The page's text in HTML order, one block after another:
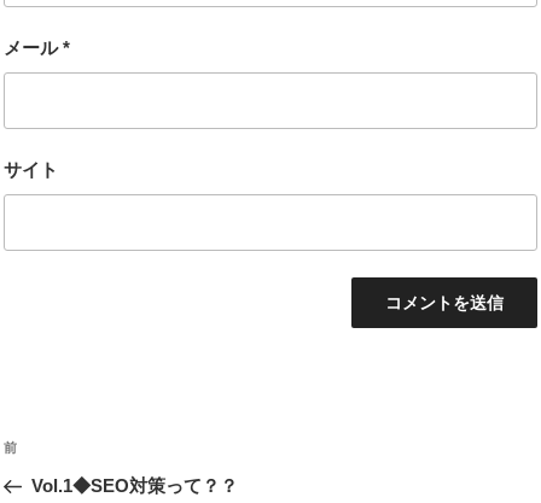
メール*
サイト
投
過
去
前
Vol.1◆SEO対策って？？